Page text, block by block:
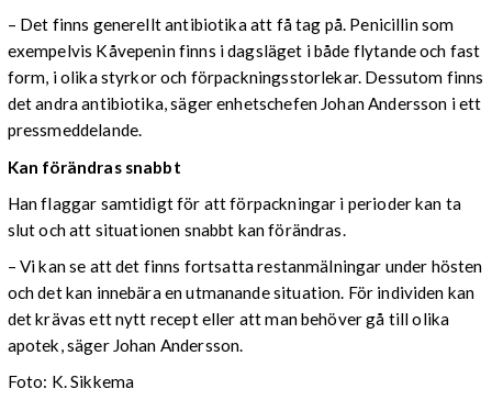
– Det finns generellt antibiotika att få tag på. Penicillin som
exempelvis Kåvepenin finns i dagsläget i både flytande och fast
form, i olika styrkor och förpackningsstorlekar. Dessutom finns
det andra antibiotika, säger enhetschefen Johan Andersson i ett
pressmeddelande.
Kan förändras snabbt
Han flaggar samtidigt för att förpackningar i perioder kan ta
slut och att situationen snabbt kan förändras.
– Vi kan se att det finns fortsatta restanmälningar under hösten
och det kan innebära en utmanande situation. För individen kan
det krävas ett nytt recept eller att man behöver gå till olika
apotek, säger Johan Andersson.
Foto: K. Sikkema